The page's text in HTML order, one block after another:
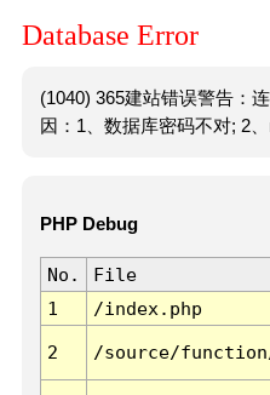
Database Error
(1040) 365建站错误警告：
因：1、数据库密码不对; 2、
PHP Debug
No. File
1
/index.php
2 /source/